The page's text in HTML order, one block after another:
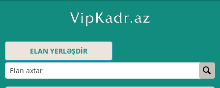
ELAN YERLƏŞDİR